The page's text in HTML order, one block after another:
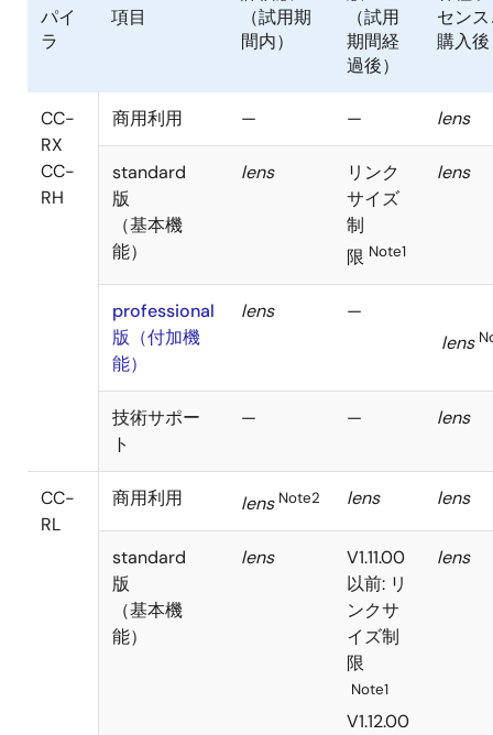
パイ
ラ
項目
（試用期
間内）
（試用
期間経
過後）
セン
購入後
CC-
RX
CC-
RH
商用利用 — — lens
standard
版
（基本機
能）
lens
リンク
サイズ
制
限 Note1
lens
professional
版（付加機
能）
lens
—
lens
技術サポー
ト
— — lens
CC-
RL
商用利用 lens Note2 lens lens
standard
版
（基本機
能）
lens
V1.11.00
以前: リ
ンクサ
イズ制
限
Note1
V1.12.00
lens